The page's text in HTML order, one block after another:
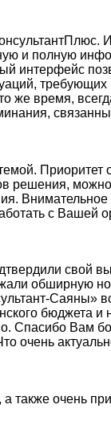
и полную
интерфейс
же время,
решения,
с Вашей
обширную
Саяны»
бюджета
Спасибо Вам
очень
также очень